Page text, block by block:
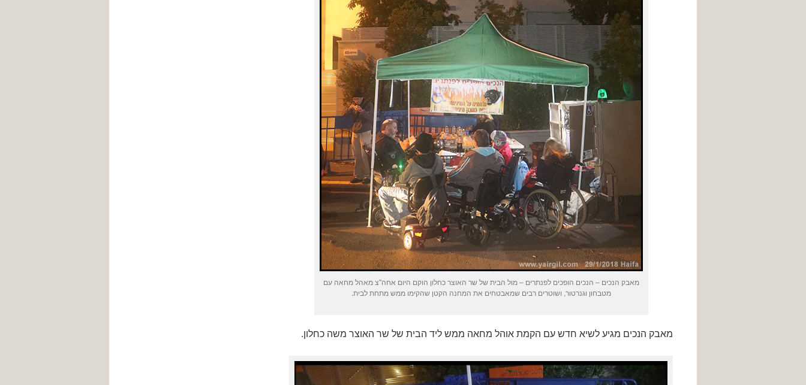
מאבק הנכים – הנכים הופכים לפנתרים – מול הבית של שר האוצר כחלון הוקם היום אחה"צ מאהל מחאה עם
מטבחון וגנרטור, ושוטרים רבים שמאבטחים את המחנה הקטן שהקימו ממש מתחת לבית.
מאבק הנכים מגיע לשיא חדש עם הקמת אוהל מחאה ממש ליד הבית של שר האוצר משה כחלון.